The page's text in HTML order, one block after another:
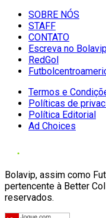
SOBRE NÓS
STAFF
CONTATO
Escreva no
RedGol
Termos e
Políticas de
Política Editorial
Ad Choices
Bolavip, assim como
pertencente à Better
reservados.